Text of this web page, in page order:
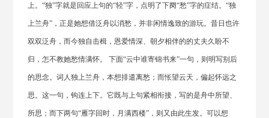
上。“独”字就是回应上句的“轻”字，点明了下阕“愁”字的症结。“独
上兰舟”，正是她想借泛舟以消愁，并非闲情逸致的游玩。昔日也许
双双泛舟，而今独自击楫，恩爱情深、朝夕相伴的的丈夫久盼不
归，怎不教她愁情满怀。 下面“云中谁寄锦书来”一句，则明写别后
的思念。词人独上兰舟，本想排遣离愁；而怅望云天，偏起怀远之
思。这一句，钩连上下。它既与上句紧相衔接，写的是舟中所望、
所思；而下两句“雁字回时，月满西楼”，则又由此生发。可以想